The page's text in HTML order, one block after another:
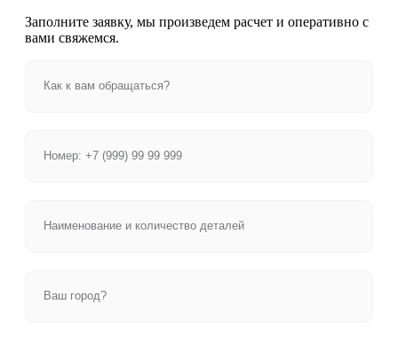
Заполните заявку, мы произведем расчет и оперативно с
вами свяжемся.